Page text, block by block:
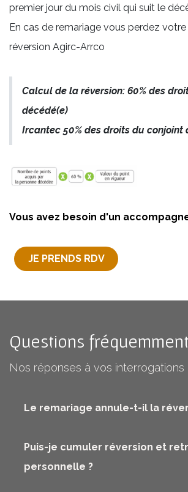
premier jour du mois civil qui suit le
En cas de remariage vous perdez
réversion Agirc-Arrco
Calcul de la réversion: 60% des
décédé(e)
Ircantec 50% des droits du conjoint
Vous avez besoin d'un
​JE PRENDS RDV
Questions
Nos réponses à vos interrogations
Le remariage annule-t-il la
Puis-je cumuler réversion et
personnelle ?